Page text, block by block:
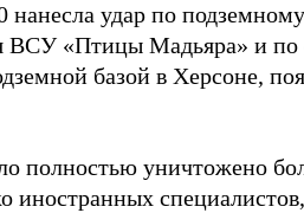
удар по
ВСУ «Птицы Мадьяра» и по
базой в Херсоне,
полностью уничтожено
иностранных